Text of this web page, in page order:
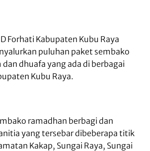
Forhati Kabupaten Kubu Raya
puluhan paket sembako
dhuafa yang ada di berbagai
Kubu Raya.
ramadhan berbagi dan
yang tersebar dibeberapa titik
Kakap, Sungai Raya, Sungai